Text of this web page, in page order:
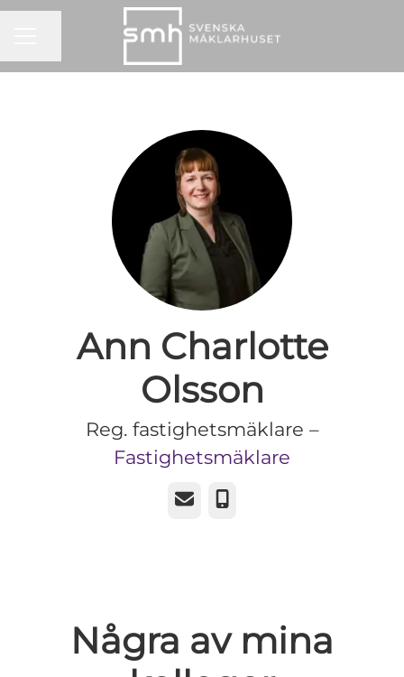
Ann Charlotte
Olsson
Reg. fastighetsmäklare –
Fastighetsmäklare
E-postTelefon
Några av mina